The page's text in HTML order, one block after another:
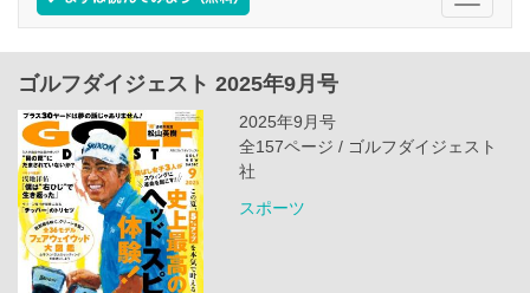
ゴルフダイジェスト 2025年9月号
2025年9月号
全157ページ / ゴルフダイジェスト
社
スポーツ